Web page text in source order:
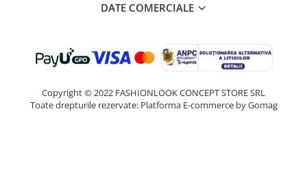
DATE COMERCIALE
Copyright © 2022 FASHIONLOOK CONCEPT STORE SRL
Toate drepturile rezervate: Platforma E-commerce by Gomag